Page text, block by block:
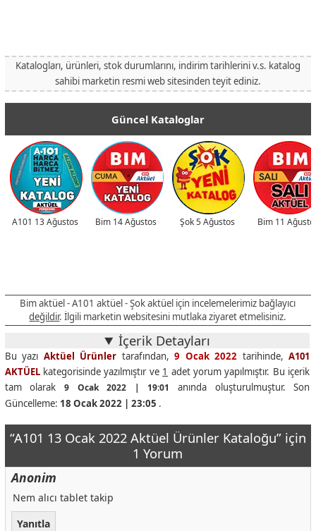
Katalogları, ürünleri, stok durumlarını, indirim tarihlerini v.s. katalog
sahibi marketin resmi web sitesinden teyit ediniz.
Güncel Kataloglar
A101 13 Ağustos Bim 14 Ağustos Şok 5 Ağustos Bim 11
Bim aktüel - A101 aktüel - Şok aktüel için incelemelerimiz bağlayıcı
değildir. İlgili marketin websitesini mutlaka ziyaret etmelisiniz.
İçerik Detayları
Bu yazı Aktüel Ürünler tarafından,9 Ocak 2022 tarihinde,A101
AKTÜELkategorisinde yazılmıştır ve 1 adet yorum yapılmıştır. Bu içerik
tam olarak 9 Ocak 2022 | 19:01
anında oluşturulmuştur. Son
Güncelleme: 18 Ocak 2022 | 23:05 .
“A101 13 Ocak 2022 Aktüel Ürünler Kataloğu” için
1 Yorum
Anonim
Nem alıcı tablet takip
Yanıtla